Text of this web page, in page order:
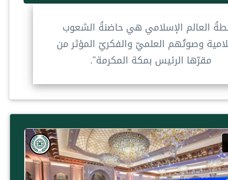
العالم الإسلامي هي حاضنةُ الشعوب
وصوتُهم العلميّ والفكريّ المؤثر من
مقرّها الرئيس بمكة المكرمة".